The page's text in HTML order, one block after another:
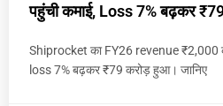
पहुंची कमाई, Loss 7% बढ़कर
Shiprocket का FY26 revenue ₹2,000
loss 7% बढ़कर ₹79 करोड़ हुआ। जानिए